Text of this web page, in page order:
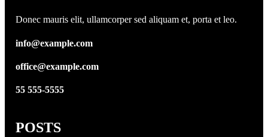
Donec mauris elit, ullamcorper sed aliquam et, porta et leo.
info@example.com
office@example.com
55 555-5555
POSTS